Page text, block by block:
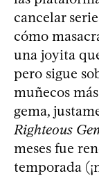
cancelar
cómo
una joyita
pero sigue
muñecos
gema,
Righteous
meses fue
temporada